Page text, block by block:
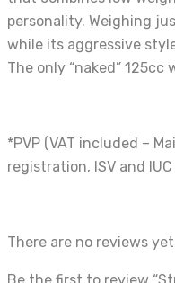
personality. Weighing
while its aggressive
The only “naked”
*PVP (VAT included –
registration, ISV and
There are no reviews
Be the first to review